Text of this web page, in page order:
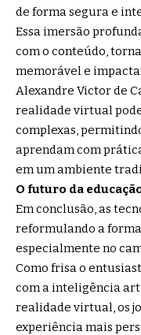
de forma segura e
Essa imersão
com o conteúdo,
memorável e
Alexandre Victor de
realidade virtual
complexas,
aprendam com
em um ambiente
O futuro da
Em conclusão, as
reformulando a
especialmente no
Como frisa o
com a inteligência
realidade virtual, os
experiência mais